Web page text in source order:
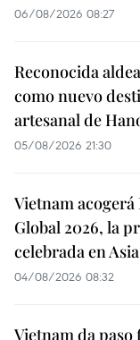
06/08/2026 08:27
Reconocida
como nuevo
artesanal de
05/08/2026 21:30
Vietnam
Global 2026, la
celebrada en Asia
04/08/2026 08:32
Vietnam da paso